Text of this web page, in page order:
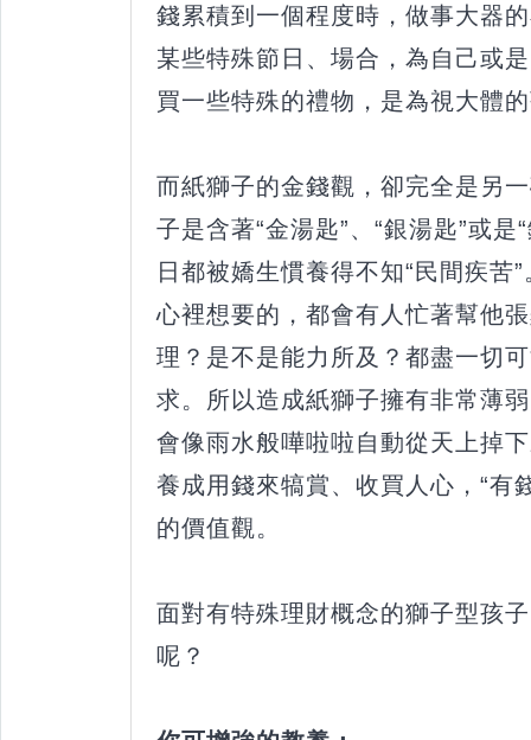
錢累積到一個程度時，做事大器
某些特殊節日、場合，為自己或
買一些特殊的禮物，是為視大體
而紙獅子的金錢觀，卻完全是另
子是含著“金湯匙”、“銀湯匙”或是
日都被嬌生慣養得不知“民間疾苦
心裡想要的，都會有人忙著幫他
理？是不是能力所及？都盡一切
求。所以造成紙獅子擁有非常薄
會像雨水般嘩啦啦自動從天上掉
養成用錢來犒賞、收買人心，“有
的價值觀。
面對有特殊理財概念的獅子型孩
呢？